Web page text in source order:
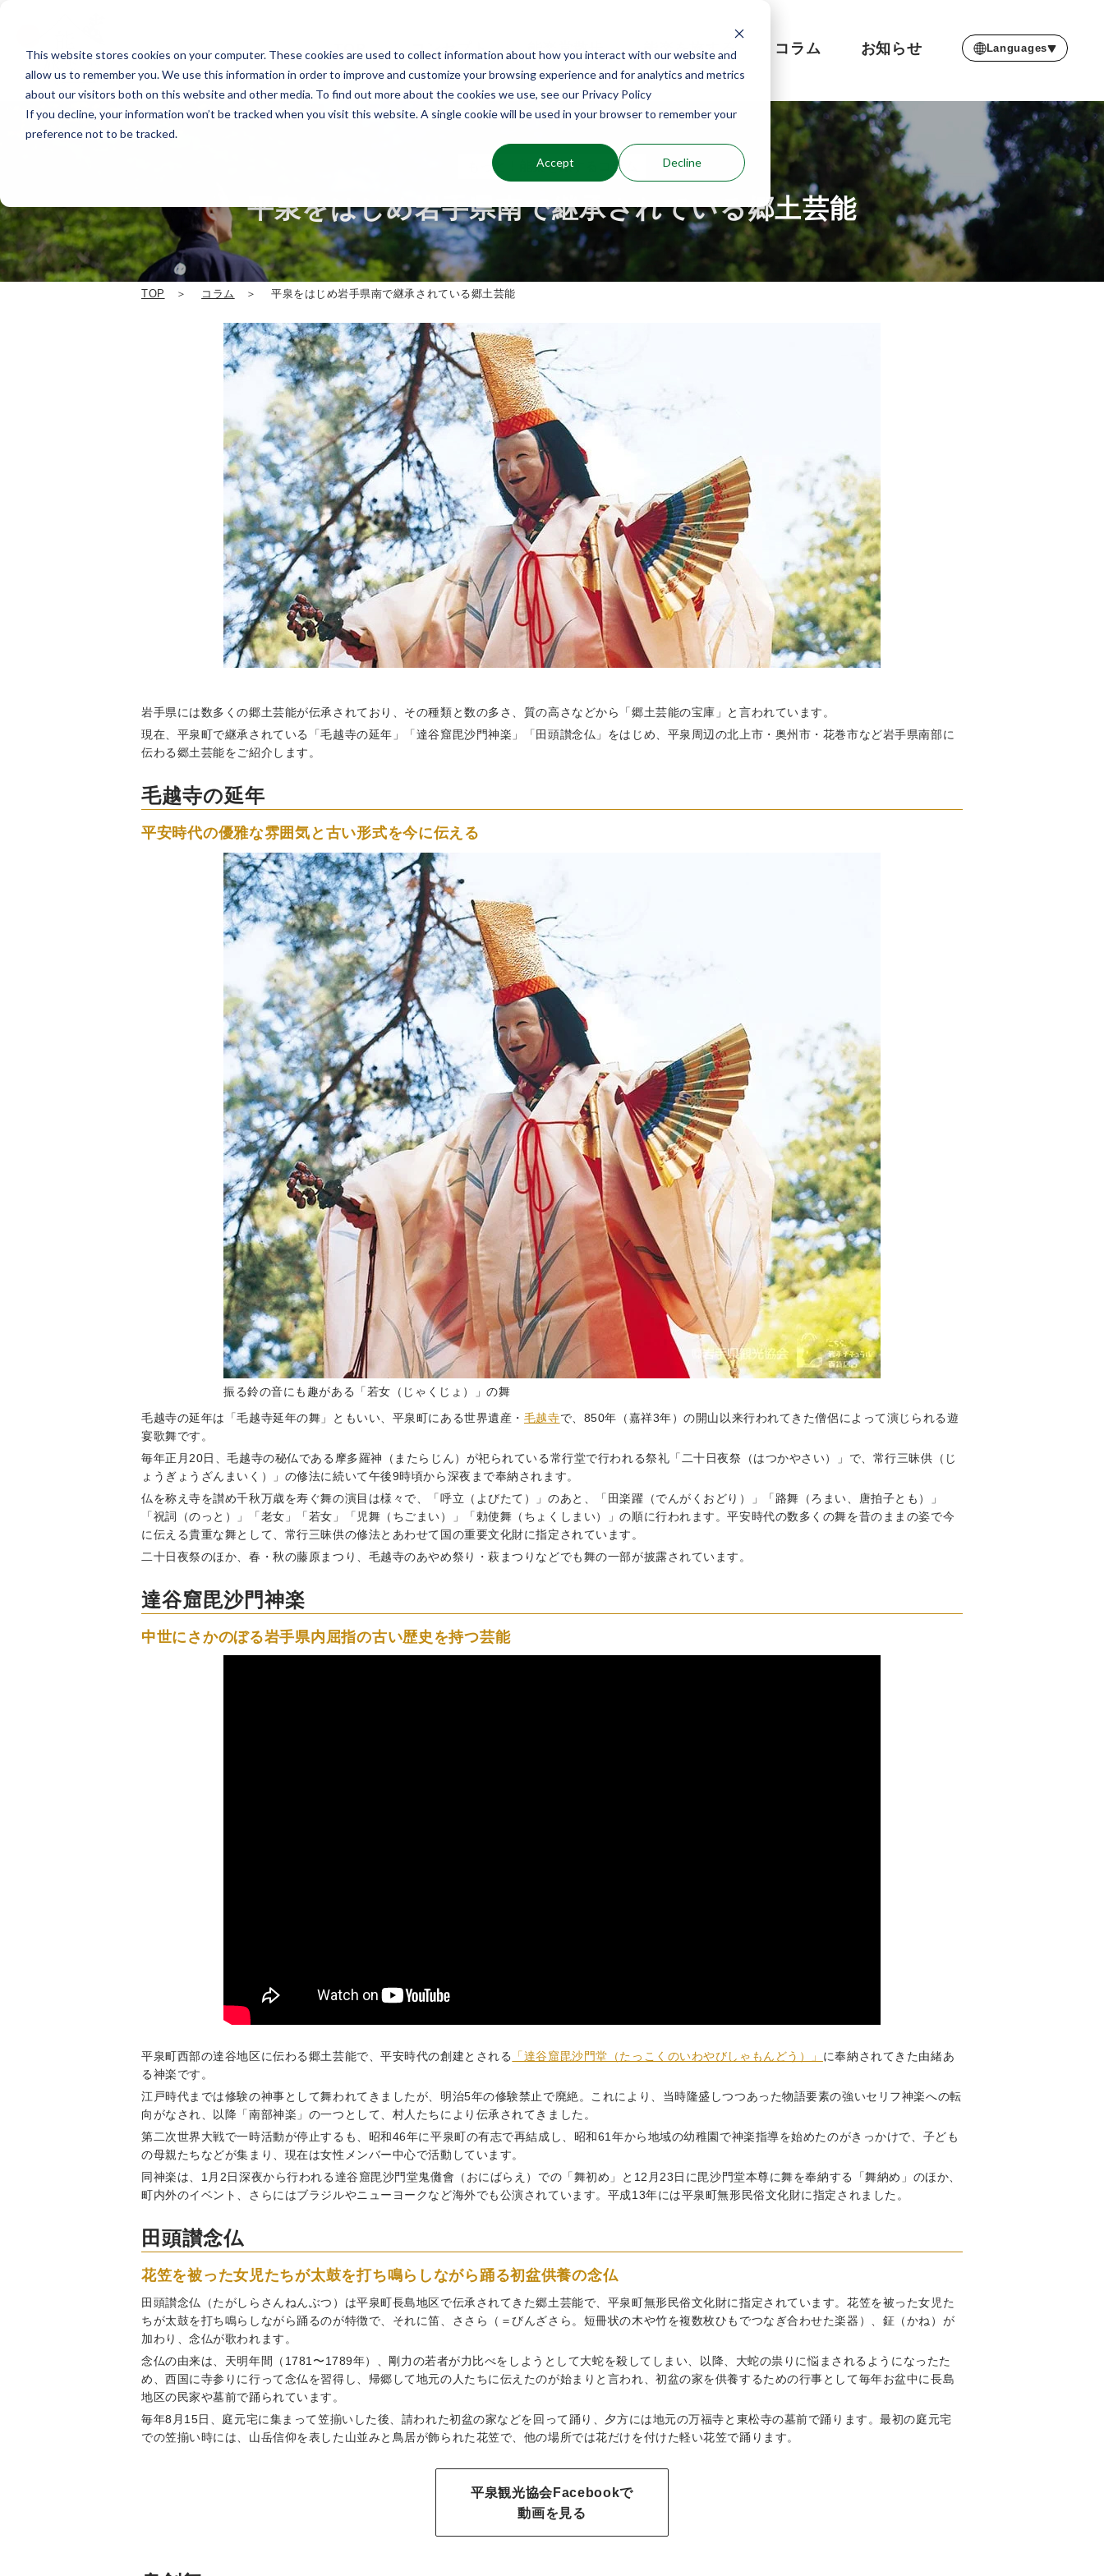
This website stores cookies on your computer. These cookies are used to collect information about how you interact with our website and
allow us to remember you. We use this information in order to improve and customize your browsing experience and for analytics and metrics
about our visitors both on this website and other media. To find out more about the cookies we use, see our Privacy Policy
If you decline, your information won’t be tracked when you visit this website. A single cookie will be used in your browser to remember your
preference not to be tracked.
Accept Decline
コンセプト 能楽堂散歩 能楽を旅する コラム お知らせ Languages
もっと！能楽を旅するコラム
平泉をはじめ岩手県南で継承されている郷土芸能
TOP コラム 平泉をはじめ岩手県南で継承されている郷土芸能
岩手県には数多くの郷土芸能が伝承されており、その種類と数の多さ、質の高さなどから「郷土芸能の宝庫」と言われています。
現在、平泉町で継承されている「毛越寺の延年」「達谷窟毘沙門神楽」「田頭讃念仏」をはじめ、平泉周辺の北上市・奥州市・花巻市など岩手県南部に
伝わる郷土芸能をご紹介します。
毛越寺の延年
平安時代の優雅な雰囲気と古い形式を今に伝える
振る鈴の音にも趣がある「若女（じゃくじょ）」の舞
毛越寺の延年は「毛越寺延年の舞」ともいい、平泉町にある世界遺産・ 毛越寺で、850年（嘉祥3年）の開山以来行われてきた僧侶によって演じられる遊
宴歌舞です。
毎年正月20日、毛越寺の秘仏である摩多羅神（またらじん）が祀られている常行堂で行われる祭礼「二十日夜祭（はつかやさい）」で、常行三昧供（じ
ょうぎょうざんまいく）」の修法に続いて午後9時頃から深夜まで奉納されます。
仏を称え寺を讃め千秋万歳を寿ぐ舞の演目は様々で、「呼立（よびたて）」のあと、「田楽躍（でんがくおどり）」「路舞（ろまい、唐拍子とも）」
「祝詞（のっと）」「老女」「若女」「児舞（ちごまい）」「勅使舞（ちょくしまい）」の順に行われます。平安時代の数多くの舞を昔のままの姿で今
に伝える貴重な舞として、常行三昧供の修法とあわせて国の重要文化財に指定されています。
二十日夜祭のほか、春・秋の藤原まつり、毛越寺のあやめ祭り・萩まつりなどでも舞の一部が披露されています。
達谷窟毘沙門神楽
中世にさかのぼる岩手県内屈指の古い歴史を持つ芸能
平泉町西部の達谷地区に伝わる郷土芸能で、平安時代の創建とされる 「達谷窟毘沙門堂（たっこくのいわやびしゃもんどう）」 に奉納されてきた由緒あ
る神楽です。
江戸時代までは修験の神事として舞われてきましたが、明治5年の修験禁止で廃絶。これにより、当時隆盛しつつあった物語要素の強いセリフ神楽への転
向がなされ、以降「南部神楽」の一つとして、村人たちにより伝承されてきました。
第二次世界大戦で一時活動が停止するも、昭和46年に平泉町の有志で再結成し、昭和61年から地域の幼稚園で神楽指導を始めたのがきっかけで、子ども
の母親たちなどが集まり、現在は女性メンバー中心で活動しています。
同神楽は、1月2日深夜から行われる達谷窟毘沙門堂鬼儺會（おにばらえ）での「舞初め」と12月23日に毘沙門堂本尊に舞を奉納する「舞納め」のほか、
町内外のイベント、さらにはブラジルやニューヨークなど海外でも公演されています。平成13年には平泉町無形民俗文化財に指定されました。
田頭讃念仏
花笠を被った女児たちが太鼓を打ち鳴らしながら踊る初盆供養の念仏
田頭讃念仏（たがしらさんねんぶつ）は平泉町長島地区で伝承されてきた郷土芸能で、平泉町無形民俗文化財に指定されています。花笠を被った女児た
ちが太鼓を打ち鳴らしながら踊るのが特徴で、それに笛、ささら（＝びんざさら。短冊状の木や竹を複数枚ひもでつなぎ合わせた楽器）、鉦（かね）が
加わり、念仏が歌われます。
念仏の由来は、天明年間（1781〜1789年）、剛力の若者が力比べをしようとして大蛇を殺してしまい、以降、大蛇の祟りに悩まされるようになったた
め、西国に寺参りに行って念仏を習得し、帰郷して地元の人たちに伝えたのが始まりと言われ、初盆の家を供養するための行事として毎年お盆中に長島
地区の民家や墓前で踊られています。
毎年8月15日、庭元宅に集まって笠揃いした後、請われた初盆の家などを回って踊り、夕方には地元の万福寺と東松寺の墓前で踊ります。最初の庭元宅
での笠揃い時には、山岳信仰を表した山並みと鳥居が飾られた花笠で、他の場所では花だけを付けた軽い花笠で踊ります。
平泉観光協会Facebookで
動画を見る